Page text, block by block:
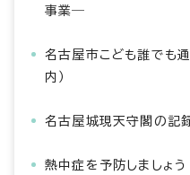
事業―
名古屋市こども誰でも
内）
名古屋城現天守閣の記
熱中症を予防しましょう